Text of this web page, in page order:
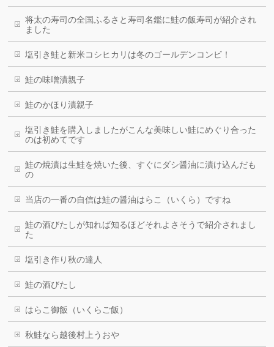
将太の寿司の全国ふるさと寿司名鑑に鮭の飯寿司が紹介され
ました
塩引き鮭と新米コシヒカリは冬のゴールデンコンビ！
鮭の味噌漬親子
鮭のかほり漬親子
塩引き鮭を購入しましたがこんな美味しい鮭にめぐり合った
のは初めてです
鮭の焼漬は生鮭を焼いた後、すぐにダシ醤油に漬け込んだも
の
当店の一番の自信は鮭の醤油はらこ（いくら）ですね
鮭の酒びたしが知れば知るほどそれよさそうで紹介されまし
た
塩引き作り秋の達人
鮭の酒びたし
はらこ御飯（いくらご飯）
秋鮭なら越後村上うおや